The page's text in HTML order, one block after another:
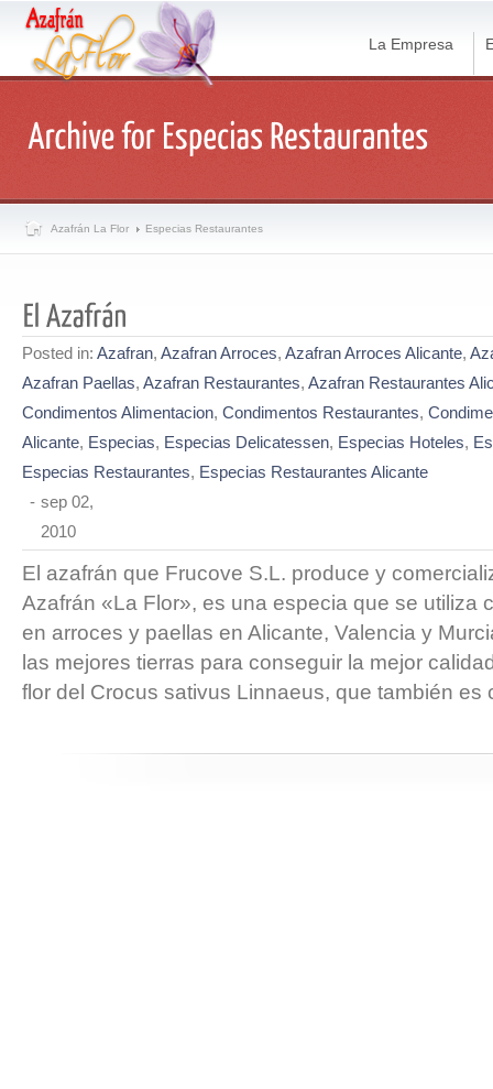
La Empresa
Azafrán La Flor Especias Restaurantes
Posted in: Azafran, Azafran Arroces, Azafran Arroces Alicante,
Azafran Paellas, Azafran Restaurantes, Azafran Restaurantes
Condimentos Alimentacion, Condimentos Restaurantes,
Alicante, Especias, Especias Delicatessen, Especias Hoteles,
Especias Restaurantes, Especias Restaurantes Alicante
- sep 02,
2010
El azafrán que Frucove S.L. produce y
Azafrán «La Flor», es una especia que se utiliza
en arroces y paellas en Alicante, Valencia y
las mejores tierras para conseguir la mejor
flor del Crocus sativus Linnaeus, que también